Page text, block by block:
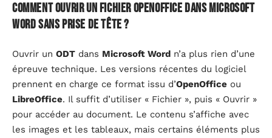
comment ouvrir un fichier OpenOffice dans Microsoft
Word sans prise de tête ?
Ouvrir un ODT dans Microsoft Word n’a plus rien d’une
épreuve technique. Les versions récentes du logiciel
prennent en charge ce format issu d’OpenOffice ou
LibreOffice. Il suffit d’utiliser « Fichier », puis « Ouvrir »
pour accéder au document. Le contenu s’affiche avec
les images et les tableaux, mais certains éléments plus